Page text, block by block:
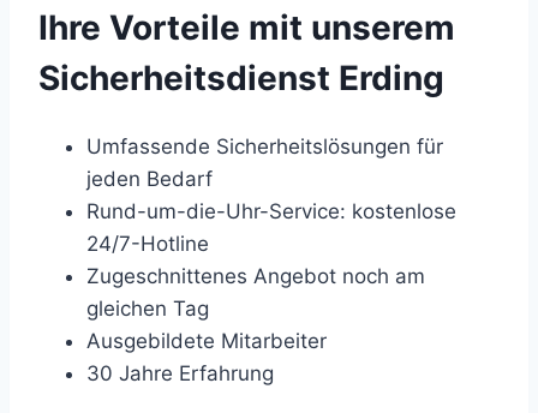
Ihre Vorteile mit unserem
Sicherheitsdienst Erding
Umfassende Sicherheitslösungen für
jeden Bedarf
Rund-um-die-Uhr-Service: kostenlose
24/7-Hotline
Zugeschnittenes Angebot noch am
gleichen Tag
Ausgebildete Mitarbeiter
30 Jahre Erfahrung